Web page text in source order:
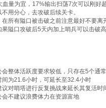
量为宜，17%输出扫荡7次可以刚好
用分心，去攻破后续关卡。
所有隘口被击破之前注意最好不要离
隘口攻破后5天内加上哨兵可以击破
整体活跃度要求较低，只存在5个通
为21.6小时，可延长至32.4小时
对哨塔进行反复挑战来延长其复活时
不建议浪费体力在资源富地